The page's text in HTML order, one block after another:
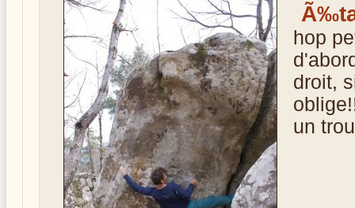
hop
droit,
un